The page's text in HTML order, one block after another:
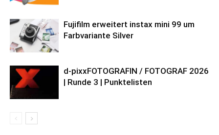
Fujifilm erweitert instax mini 99 um
Farbvariante Silver
d-pixxFOTOGRAFIN / FOTOGRAF 2026
| Runde 3 | Punktelisten